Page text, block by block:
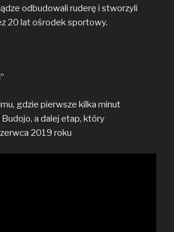
odbudowali ruderę i stworzyli
20 lat ośrodek sportowy.
gdzie pierwsze kilka minut
a dalej etap, który
2019 roku